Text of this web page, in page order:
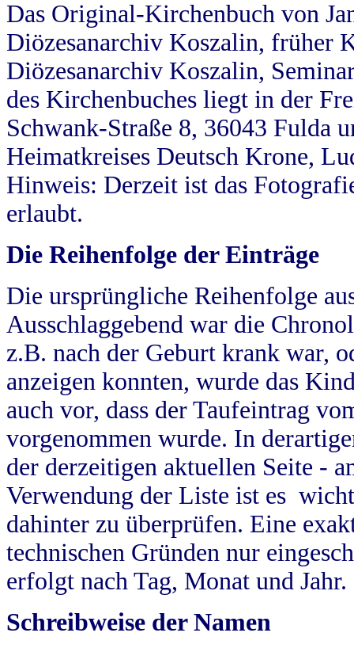
Das Original-Kirchenbuch von
Diözesanarchiv Koszalin, früher
Diözesanarchiv Koszalin,
des Kirchenbuches liegt in der
Schwank-Straße 8, 36043 Fulda
Heimatkreises Deutsch Krone,
Hinweis: Derzeit ist das
erlaubt.
Die Reihenfolge der Einträge
Die ursprüngliche Reihenfolge
Ausschlaggebend war die
z.B. nach der Geburt krank war,
anzeigen konnten, wurde das
auch vor, dass der Taufeintrag
vorgenommen wurde. In
der derzeitigen aktuellen Seite -
Verwendung der Liste ist es
dahinter zu überprüfen. Eine
technischen Gründen nur
erfolgt nach Tag, Monat und Jahr.
Schreibweise der Namen